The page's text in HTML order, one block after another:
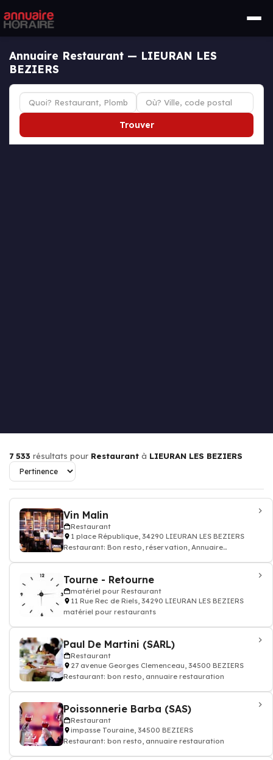
Annuaire Restaurant — LIEURAN LES
BEZIERS
Trouver
7 533 résultats pour Restaurant à LIEURAN LES BEZIERS
Vin Malin
Restaurant
1 place République, 34290 LIEURAN LES BEZIERS
Restaurant: Bon resto, réservation, Annuaire
Tourne - Retourne
matériel pour Restaurant
11 Rue Rec de Riels, 34290 LIEURAN LES BEZIERS
matériel pour restaurants
Paul De Martini (SARL)
Restaurant
27 avenue Georges Clemenceau, 34500 BEZIERS
Restaurant: bon resto, annuaire restauration
Poissonnerie Barba (SAS)
Restaurant
impasse Touraine, 34500 BEZIERS
Restaurant: bon resto, annuaire restauration